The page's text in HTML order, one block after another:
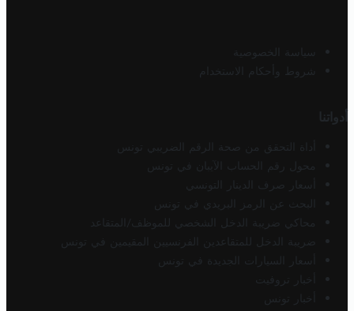
سياسة الخصوصية
شروط وأحكام الاستخدام
أدواتنا
أداة التحقق من صحة الرقم الضريبي تونس
محول رقم الحساب الآيبان في تونس
أسعار صرف الدينار التونسي
البحث عن الرمز البريدي في تونس
محاكي ضريبة الدخل الشخصي للموظف/المتقاعد
ضريبة الدخل للمتقاعدين الفرنسيين المقيمين في تونس
أسعار السيارات الجديدة في تونس
أخبار تروفيت
أخبار تونس